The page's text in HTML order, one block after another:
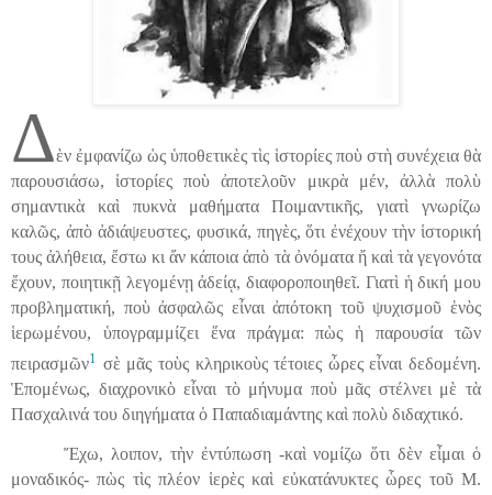
Δὲν ἐμφανίζω ὡς ὑποθετικὲς τὶς ἱστορίες ποὺ στὴ συνέχεια θὰ
παρουσιάσω, ἱστορίες ποὺ ἀποτελοῦν μικρὰ μέν, ἀλλὰ πολὺ
σημαντικὰ καὶ πυκνὰ μαθήματα Ποιμαντικῆς, γιατὶ γνωρίζω
καλῶς, ἀπὸ ἀδιάψευστες, φυσικά, πηγὲς, ὅτι ἐνέχουν τὴν ἱστορική
τους ἀλήθεια, ἔστω κι ἄν κάποια ἀπὸ τὰ ὀνόματα ἤ καὶ τὰ γεγονότα
ἔχουν, ποιητικῇ λεγομένῃ ἀδείᾳ, διαφοροποιηθεῖ. Γιατὶ ἡ δική μου
προβληματική, ποὺ ἀσφαλῶς εἶναι ἀπότοκη τοῦ ψυχισμοῦ ἑνὸς
ἱερωμένου, ὑπογραμμίζει ἕνα πράγμα: πὼς ἡ παρουσία τῶν
πειρασμῶν1 σὲ μᾶς τοὺς κληρικοὺς τέτοιες ὦρες εἶναι δεδομένη.
Ἑπομένως, διαχρονικὸ εἶναι τὸ μήνυμα ποὺ μᾶς στέλνει μὲ τὰ
Πασχαλινά του διηγήματα ὁ Παπαδιαμάντης καὶ πολὺ διδαχτικό.
Ἔχω, λοιπον, τὴν ἐντύπωση -καὶ νομίζω ὅτι δὲν εἶμαι ὁ
μοναδικός- πὼς τὶς πλέον ἱερὲς καὶ εὐκατάνυκτες ὧρες τοῦ Μ.